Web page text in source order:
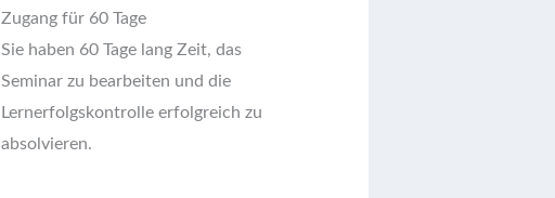
Zugang für 60 Tage
Sie haben 60 Tage lang Zeit, das
Seminar zu bearbeiten und die
Lernerfolgskontrolle erfolgreich zu
absolvieren.